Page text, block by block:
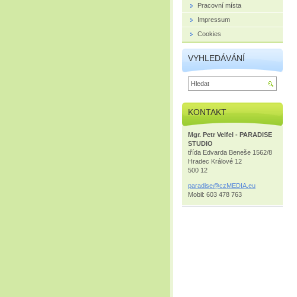
Pracovní místa
Impressum
Cookies
VYHLEDÁVÁNÍ
KONTAKT
Mgr. Petr Velfel - PARADISE
STUDIO
třída Edvarda Beneše 1562/8
Hradec Králové 12
500 12
paradise@czMEDIA .eu
Mobil: 603 478 763